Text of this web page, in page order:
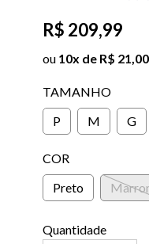
R$ 209,99
ou 10x de R$
TAMANHO
P
M G
COR
Preto
Quantidade